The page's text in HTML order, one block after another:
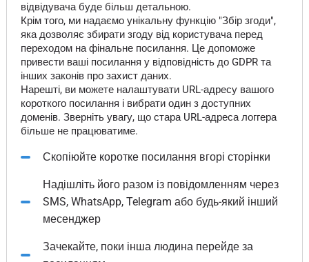
відвідувача буде більш детальною.
Крім того, ми надаємо унікальну функцію "Збір згоди",
яка дозволяє збирати згоду від користувача перед
переходом на фінальне посилання. Це допоможе
привести ваші посилання у відповідність до GDPR та
інших законів про захист даних.
Нарешті, ви можете налаштувати URL-адресу вашого
короткого посилання і вибрати один з доступних
доменів. Зверніть увагу, що стара URL-адреса логгера
більше не працюватиме.
Скопіюйте коротке посилання вгорі сторінки
Надішліть його разом із повідомленням через
SMS, WhatsApp, Telegram або будь-який інший
месенджер
Зачекайте, поки інша людина перейде за